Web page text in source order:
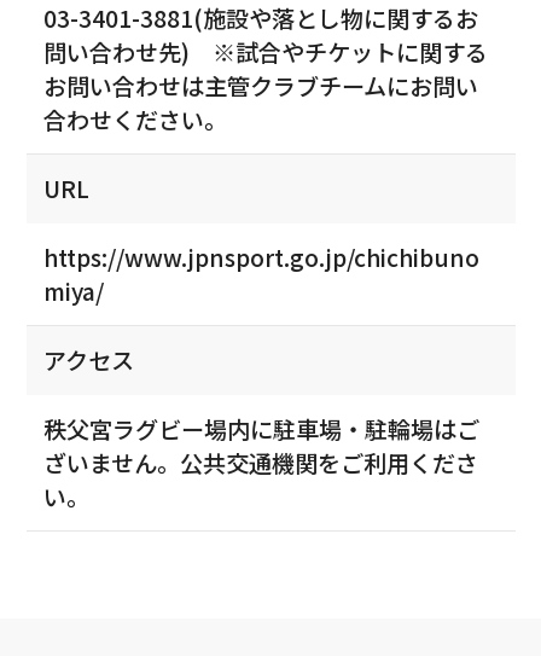
03-3401-3881(施設や落とし物に関するお
問い合わせ先) ※試合やチケットに関する
お問い合わせは主管クラブチームにお問い
合わせください。
URL
https://www.jpnsport.go.jp/chichibuno
miya/
アクセス
秩父宮ラグビー場内に駐車場・駐輪場はご
ざいません。公共交通機関をご利用くださ
い。